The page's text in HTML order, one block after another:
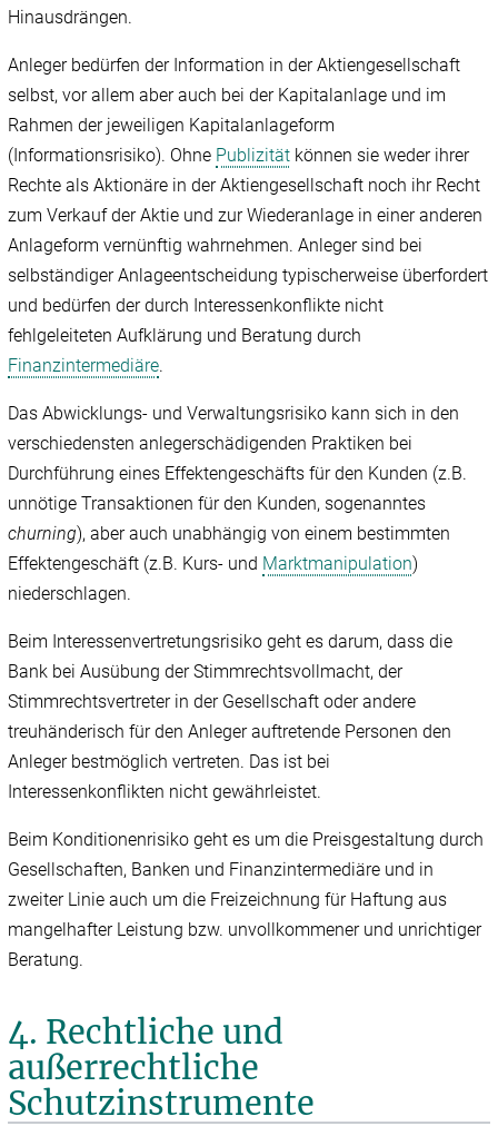
Hinausdrängen.
Anleger bedürfen der Information in der Aktiengesellschaft
selbst, vor allem aber auch bei der Kapitalanlage und im
Rahmen der jeweiligen Kapitalanlageform
(Informationsrisiko). Ohne Publizität können sie weder ihrer
Rechte als Aktionäre in der Aktiengesellschaft noch ihr Recht
zum Verkauf der Aktie und zur Wiederanlage in einer anderen
Anlageform vernünftig wahrnehmen. Anleger sind bei
selbständiger Anlageentscheidung typischerweise überfordert
und bedürfen der durch Interessenkonflikte nicht
fehlgeleiteten Aufklärung und Beratung durch
Finanzintermediäre.
Das Abwicklungs- und Verwaltungsrisiko kann sich in den
verschiedensten anlegerschädigenden Praktiken bei
Durchführung eines Effektengeschäfts für den Kunden (z.B.
unnötige Transaktionen für den Kunden, sogenanntes
churning), aber auch unabhängig von einem bestimmten
Effektengeschäft (z.B. Kurs- und Marktmanipulation)
niederschlagen.
Beim Interessenvertretungsrisiko geht es darum, dass die
Bank bei Ausübung der Stimmrechtsvollmacht, der
Stimmrechtsvertreter in der Gesellschaft oder andere
treuhänderisch für den Anleger auftretende Personen den
Anleger bestmöglich vertreten. Das ist bei
Interessenkonflikten nicht gewährleistet.
Beim Konditionenrisiko geht es um die Preisgestaltung durch
Gesellschaften, Banken und Finanzintermediäre und in
zweiter Linie auch um die Freizeichnung für Haftung aus
mangelhafter Leistung bzw. unvollkommener und unrichtiger
Beratung.
4. Rechtliche und
außerrechtliche
Schutzinstrumente